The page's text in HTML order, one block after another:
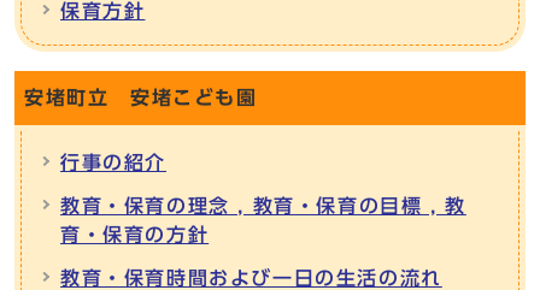
保育方針
安堵町立 安堵こども園
行事の紹介
教育・保育の理念 , 教育・保育の目標 , 教
育・保育の方針
教育・保育時間および一日の生活の流れ